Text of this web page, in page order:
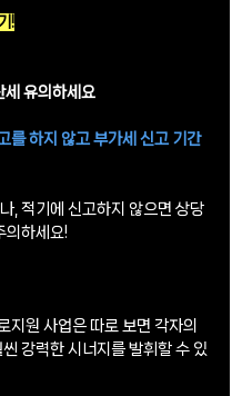
!
세 유의하세요
를 하지 않고 부가세 신고 기간
, 적기에 신고하지 않으면 상당
의하세요!
지원 사업은 따로 보면 각자의
강력한 시너지를 발휘할 수 있